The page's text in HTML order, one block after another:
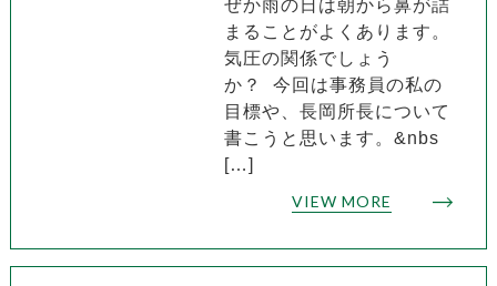
ぜか雨の日は朝から鼻が詰
まることがよくあります。
気圧の関係でしょう
か？ 今回は事務員の私の
目標や、長岡所長について
書こうと思います。&nbs
[…]
VIEW MORE